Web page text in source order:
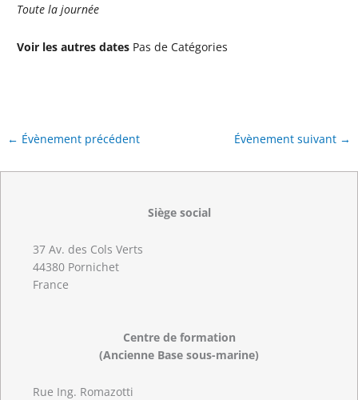
Toute la journée
Voir les autres dates Pas de Catégories
← Évènement précédent Évènement suivant →
Siège social
37 Av. des Cols Verts
44380 Pornichet
France
Centre de formation
(Ancienne Base sous-marine)
Rue Ing. Romazotti